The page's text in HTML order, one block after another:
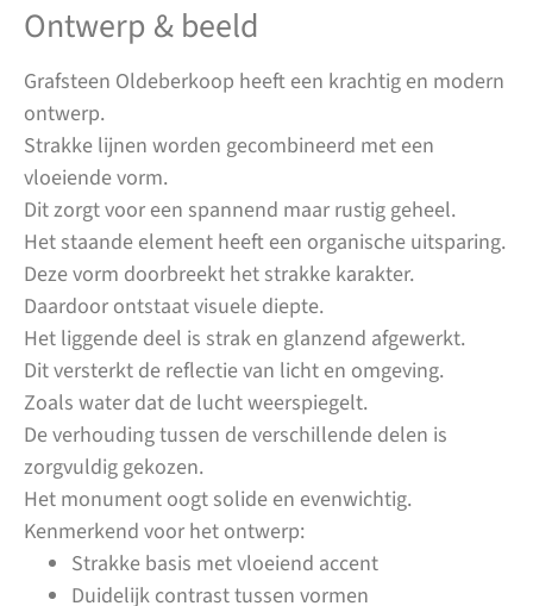
Ontwerp & beeld
Grafsteen Oldeberkoop heeft een krachtig en modern
ontwerp.
Strakke lijnen worden gecombineerd met een
vloeiende vorm.
Dit zorgt voor een spannend maar rustig geheel.
Het staande element heeft een organische uitsparing.
Deze vorm doorbreekt het strakke karakter.
Daardoor ontstaat visuele diepte.
Het liggende deel is strak en glanzend afgewerkt.
Dit versterkt de reflectie van licht en omgeving.
Zoals water dat de lucht weerspiegelt.
De verhouding tussen de verschillende delen is
zorgvuldig gekozen.
Het monument oogt solide en evenwichtig.
Kenmerkend voor het ontwerp:
Strakke basis met vloeiend accent
Duidelijk contrast tussen vormen